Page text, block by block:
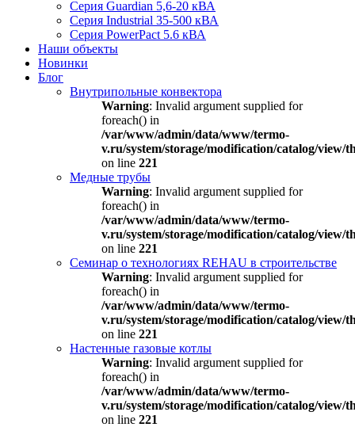
Серия Guardian 5,6-20 кВА
Серия Industrial 35-500 кВА
Серия PowerPact 5.6 кВА
Наши объекты
Новинки
Блог
Внутрипольные конвектора
Warning: Invalid argument supplied for
foreach() in
/var/www/admin/data/www/termo-
v.ru/system/storage/modification/catalog/view/
on line 221
Медные трубы
Warning: Invalid argument supplied for
foreach() in
/var/www/admin/data/www/termo-
v.ru/system/storage/modification/catalog/view/
on line 221
Семинар о технологиях REHAU в строительстве
Warning: Invalid argument supplied for
foreach() in
/var/www/admin/data/www/termo-
v.ru/system/storage/modification/catalog/view/
on line 221
Настенные газовые котлы
Warning: Invalid argument supplied for
foreach() in
/var/www/admin/data/www/termo-
v.ru/system/storage/modification/catalog/view/
on line 221